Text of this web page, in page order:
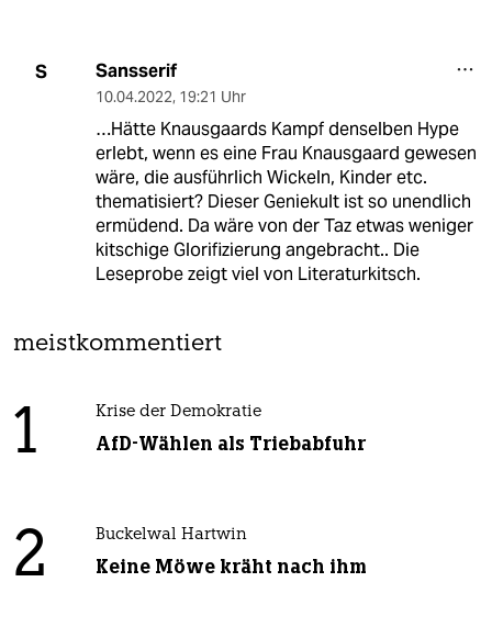
S Sansserif
10.04.2022, 19:21 Uhr
…Hätte Knausgaards Kampf denselben Hype
erlebt, wenn es eine Frau Knausgaard gewesen
wäre, die ausführlich Wickeln, Kinder etc.
thematisiert? Dieser Geniekult ist so unendlich
ermüdend. Da wäre von der Taz etwas weniger
kitschige Glorifizierung angebracht.. Die
Leseprobe zeigt viel von Literaturkitsch.
meistkommentiert
1 Krise der Demokratie
AfD-Wählen als Triebabfuhr
2 Buckelwal Hartwin
Keine Möwe kräht nach ihm